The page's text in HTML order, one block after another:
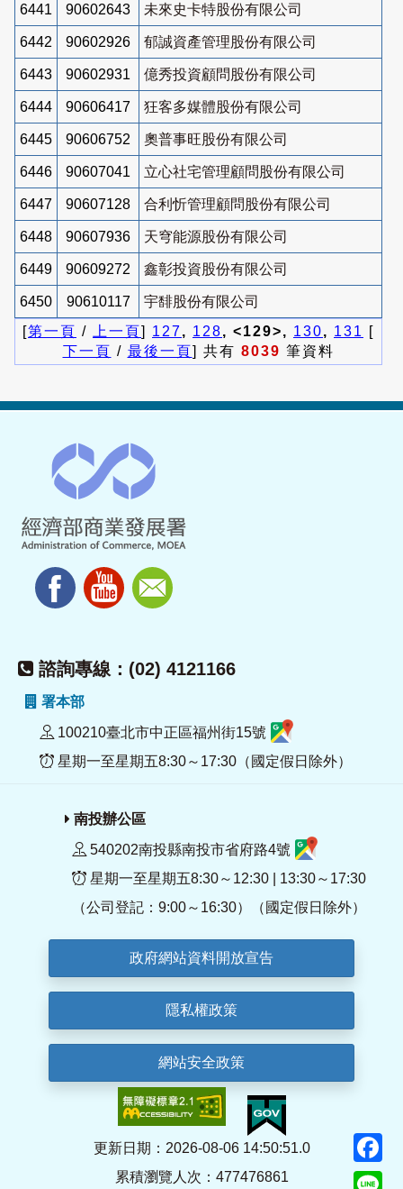
6441 90602643 未來史卡特股份有限公司
6442 90602926 郁誠資產管理股份有限公司
6443 90602931 億秀投資顧問股份有限公司
6444 90606417 狂客多媒體股份有限公司
6445 90606752 奧普事旺股份有限公司
6446 90607041 立心社宅管理顧問股份有限公司
6447 90607128 合利忻管理顧問股份有限公司
6448 90607936 天穹能源股份有限公司
6449 90609272 鑫彰投資股份有限公司
6450 90610117
宇馡股份有限公司
[第一頁 / 上一頁] 127, 128, <129>, 130, 131
[
下一頁 / 最後一頁] 共有 8039 筆資料
諮詢專線：(02) 4121166
署本部
100210臺北市中正區福州街15號
星期一至星期五8:30～17:30（國定假日除外）
南投辦公區
540202南投縣南投市省府路4號
星期一至星期五8:30～12:30 | 13:30～17:30
（公司登記：9:00～16:30）（國定假日除外）
政府網站資料開放宣告
隱私權政策
網站安全政策
更新日期：2026-08-06 14:50:51.0
累積瀏覽人次：477476861